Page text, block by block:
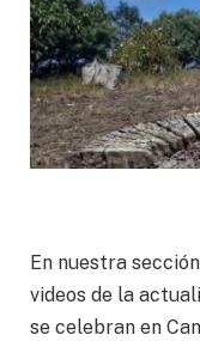
En nuestra
videos de la
se celebran en